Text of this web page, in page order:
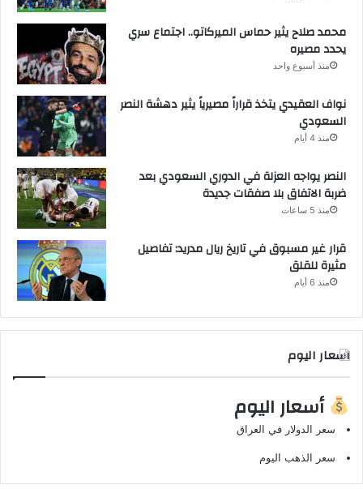
محمد صلاح يثير حماس الميركاتو.. اجتماع سري
يحدد مصيره
منذ أسبوع واحد
نواف العقيدي يتخذ قراراً مصيرياً يثير دهشة النصر
السعودي
منذ 4 أيام
النصر يواجه العزلة في الدوري السعودي بعد
ضربة الاتفاق بلا صفقات جديدة
منذ 5 ساعات
قرار غير مسبوق في تاريخ ريال مدريد: تفاصيل
مثيرة للقلق
منذ 6 أيام
اسعار اليوم
أسعار اليوم
سعر الدولار في العراق
سعر الذهب اليوم